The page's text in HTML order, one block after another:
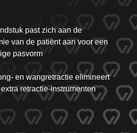
past zich aan de
van de patiënt aan voor een
pasvorm
en wangretractie elimineert
retractie-instrumenten